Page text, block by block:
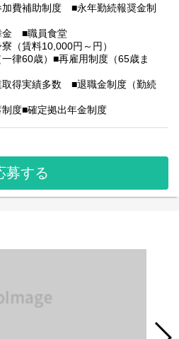
加費補助制度 ■永年勤続報奨金制
金 ■職員食堂
（賃料10,000円～円）
律60歳）■再雇用制度（65歳ま
取得実績多数 ■退職金制度（勤続
度■確定拠出年金制度
募する